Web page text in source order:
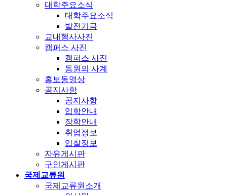
대학주요소식
대학주요소식
발전기금
교내행사사진
캠퍼스 사진
캠퍼스 사진
동원의 사계
홍보동영상
공지사항
공지사항
입학안내
장학안내
취업정보
입찰정보
자유게시판
구인게시판
국제교류원
국제교류원소개